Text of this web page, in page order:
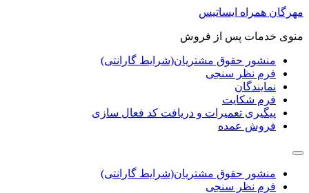
پرش
محتوا
مهرگان همراه ایساتیس
منوی خدمات پس از فروش
منشور حقوق مشتریان(شرایط گارانتی)
فرم نظر سنجی
نمایندگان
فرم شکایت
پیگیری تعمیرات و دریافت کد فعال سازی
فروش عمده
منشور حقوق مشتریان(شرایط گارانتی)
فرم نظر سنجی